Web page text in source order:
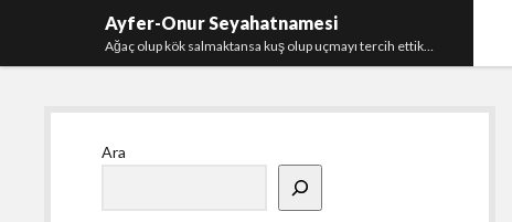
Ayfer-Onur Seyahatnamesi
Ağaç olup kök salmaktansa kuş olup uçmayı tercih ettik…
Ara